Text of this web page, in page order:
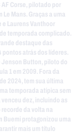
Corse, pilotado por
Le Mans. Graças a uma
e Laurens Vanthoor
temporada complicado.
destaque das
atrás dos líderes.
Jenson Button, piloto do
1 em 2009. Fora da
2024, tem sua última
temporada atípica sem
venceu dez, incluindo as
da volta na
Buemi protagonizou uma
mais um título